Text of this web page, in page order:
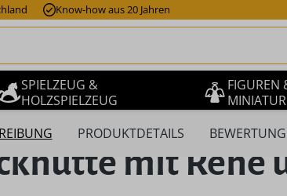
Know-how aus 20 Jahren
SPIELZEUG &
HOLZSPIELZEUG
FIGUREN
PRODUKTDETAILS
mit Rehe